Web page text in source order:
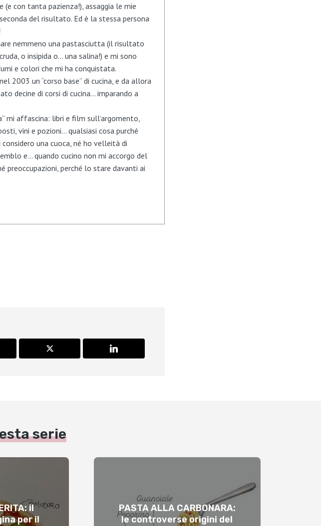
(e con tanta pazienza!), assaggia le mie
del risultato. Ed è la stessa persona
nemmeno una pastasciutta (il risultato
o insipida o… una salina!) e mi sono
e colori che mi ha conquistata.
2003 un “corso base” di cucina, e da allora
decine di corsi di cucina… imparando a
mi affascina: libri e film sull’argomento,
vini e pozioni… qualsiasi cosa purché
una cuoca, né ho velleità di
e… quando cucino non mi accorgo del
preoccupazioni, perché lo stare davanti ai
serie
il
per il
PASTA ALLA CARBONARA:
le controverse origini del